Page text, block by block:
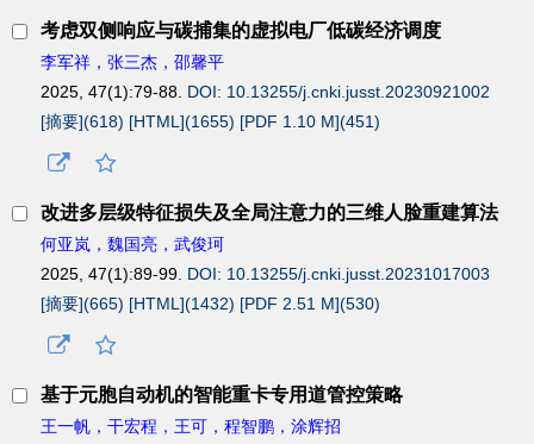
考虑双侧响应与碳捕集的虚拟电厂低碳经济调度
李军祥，张三杰，邵馨平
2025, 47(1):79-88. DOI: 10.13255/j.cnki.jusst.20230921002
[摘要](618) [HTML](1655) [PDF 1.10 M](451)
改进多层级特征损失及全局注意力的三维人脸重建算法
何亚岚，魏国亮，武俊珂
2025, 47(1):89-99. DOI: 10.13255/j.cnki.jusst.20231017003
[摘要](665) [HTML](1432) [PDF 2.51 M](530)
基于元胞自动机的智能重卡专用道管控策略
王一帆，干宏程，王可，程智鹏，涂辉招